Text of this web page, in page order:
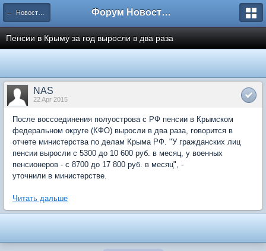
← Новости рынка недвижимости Форум Новостройки
Пенсии в Крыму за год выросли в два раза
NAS
22 Apr 2015
После воссоединения полуострова с РФ пенсии в Крымском
федеральном округе (КФО) выросли в два раза, говорится в
отчете министерства по делам Крыма РФ. "У гражданских лиц
пенсии выросли с 5300 до 10 600 руб. в месяц, у военных
пенсионеров - с 8700 до 17 800 руб. в месяц", -
уточнили в министерстве.
Читать дальше